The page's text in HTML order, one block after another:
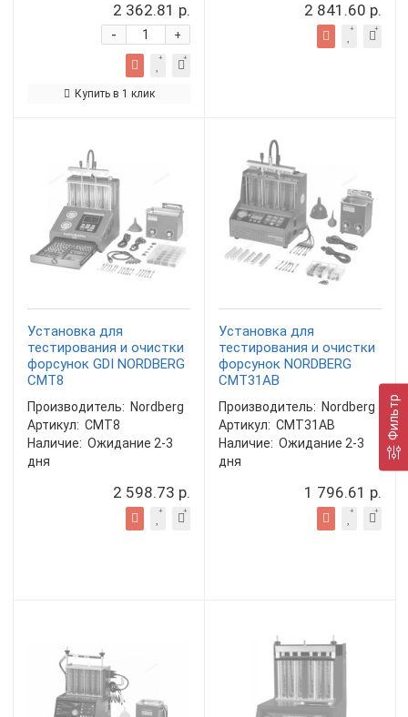
Фильтр
2 362.81 р.
+
-
Купить в 1 клик
2 841.60 р.
Установка для
тестирования и очистки
форсунок GDI NORDBERG
CMT8
Производитель: Nordberg
Артикул: CMT8
Наличие: Ожидание 2-3
дня
2 598.73 р.
Установка для
тестирования и очистки
форсунок NORDBERG
CMT31AB
Производитель: Nordberg
Артикул: CMT31AB
Наличие: Ожидание 2-3
дня
1 796.61 р.